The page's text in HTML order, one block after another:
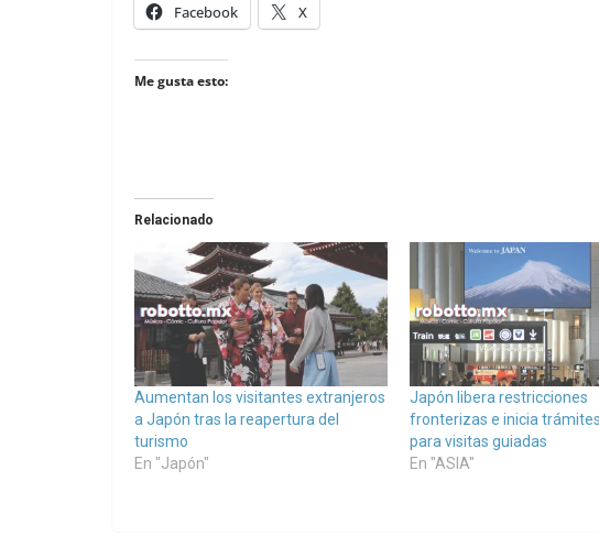
Facebook X
Me gusta esto:
Relacionado
Aumentan los visitantes extranjeros
a Japón tras la reapertura del
turismo
En "Japón"
Japón libera restricciones
fronterizas e inicia
para visitas guiadas
En "ASIA"